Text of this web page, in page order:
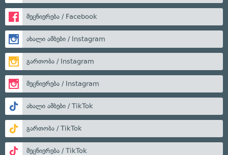
მეცნიერება / Facebook
ახალი ამბები / Instagram
გართობა / Instagram
მეცნიერება / Instagram
ახალი ამბები / TikTok
გართობა / TikTok
მეცნიერება / TikTok